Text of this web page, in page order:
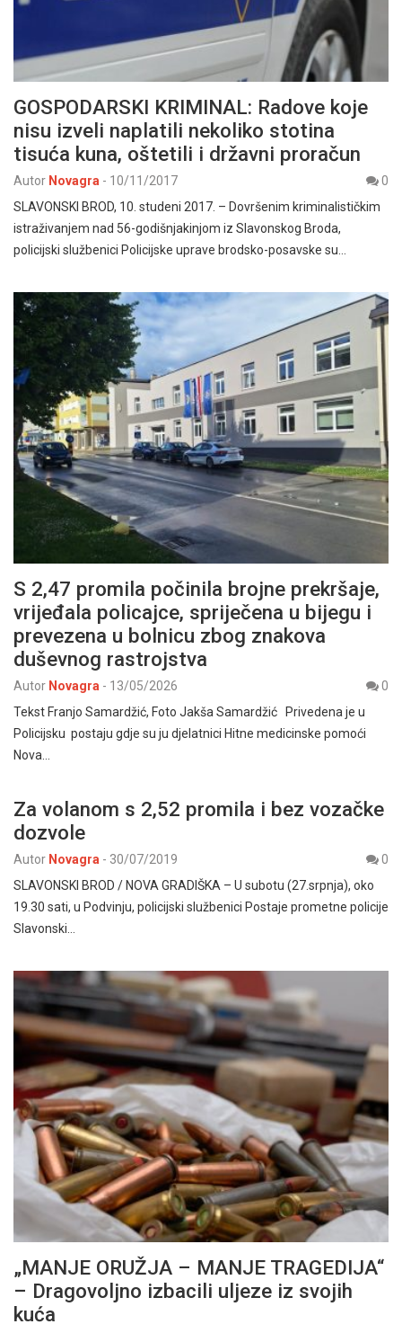
GOSPODARSKI KRIMINAL: Radove koje
nisu izveli naplatili nekoliko stotina
tisuća kuna, oštetili i državni proračun
Autor Novagra - 10/11/2017
0
SLAVONSKI BROD, 10. studeni 2017. – Dovršenim kriminalističkim
istraživanjem nad 56-godišnjakinjom iz Slavonskog Broda,
policijski službenici Policijske uprave brodsko-posavske su…
S 2,47 promila počinila brojne prekršaje,
vrijeđala policajce, spriječena u bijegu i
prevezena u bolnicu zbog znakova
duševnog rastrojstva
Autor Novagra - 13/05/2026
0
Tekst Franjo Samardžić, Foto Jakša Samardžić Privedena je u
Policijsku postaju gdje su ju djelatnici Hitne medicinske pomoći
Nova…
Za volanom s 2,52 promila i bez vozačke
dozvole
Autor Novagra - 30/07/2019
0
SLAVONSKI BROD / NOVA GRADIŠKA – U subotu (27.srpnja), oko
19.30 sati, u Podvinju, policijski službenici Postaje prometne policije
Slavonski…
„MANJE ORUŽJA – MANJE TRAGEDIJA“
– Dragovoljno izbacili uljeze iz svojih
kuća